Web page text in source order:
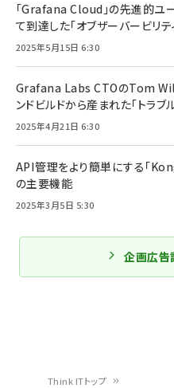
Think ITトップ
「Grafana Cloud」の先進的ユ
て到達した「オブザーバービリテ
2025年5月15日 6:30
Grafana Labs CTOのTom
ンドビルドから産まれた「トラ
2025年4月21日 6:30
API管理をより簡単にする「
の主要機能
2025年3月5日 5:30
企画広告